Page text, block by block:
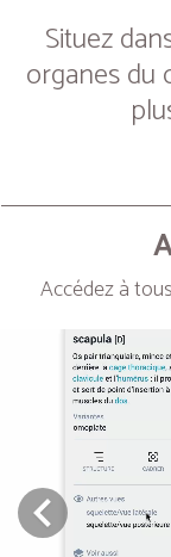
Situez
organes du
Accédez à